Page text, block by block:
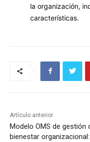
la organización,
características.
Artículo anterior
Modelo OMS de gestión
bienestar organizacional: